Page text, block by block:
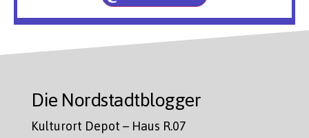
Die Nordstadtblogger
Kulturort Depot – Haus R.07